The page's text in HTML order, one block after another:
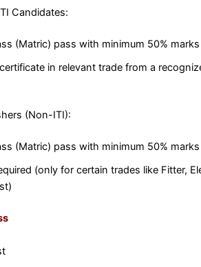
Candidates:
(Matric) pass with minimum 50% marks
in relevant trade from a
(Non-ITI):
(Matric) pass with minimum 50% marks
(only for certain trades like Fitter,